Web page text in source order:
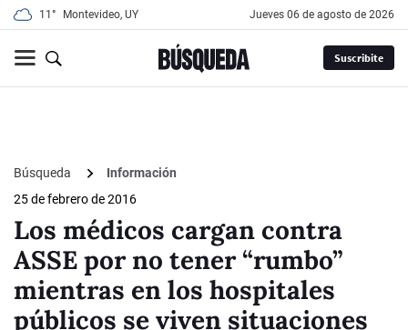
11° Montevideo, UY jueves 06 de agosto de 2026
Suscribite
Búsqueda
Información
25 de febrero de 2016
Los médicos cargan contra
ASSE por no tener “rumbo”
mientras en los hospitales
públicos se viven situaciones